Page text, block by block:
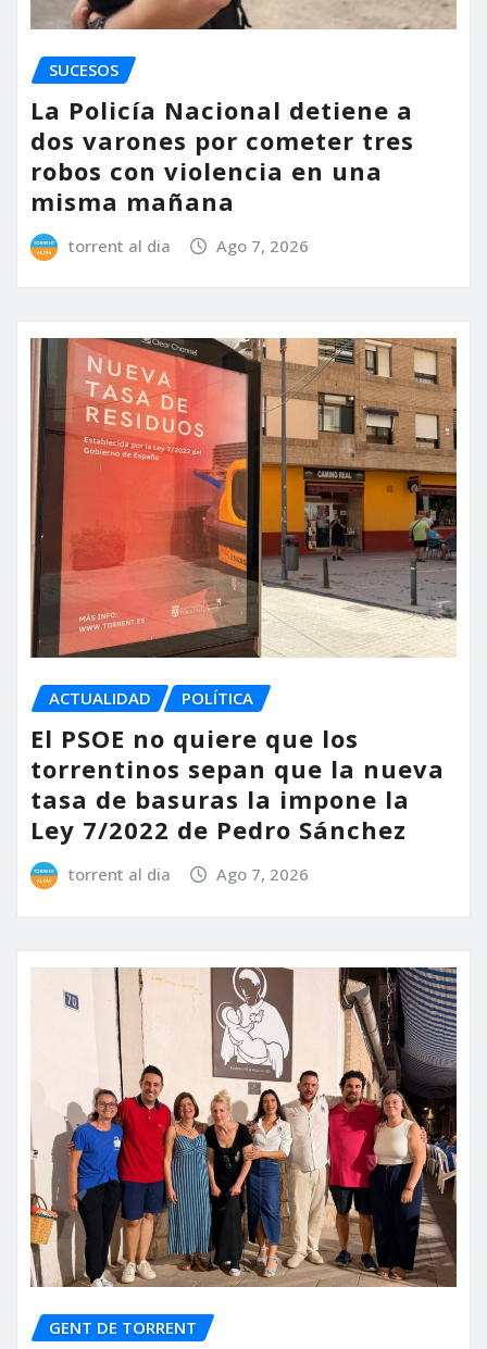
SUCESOS
La Policía Nacional detiene a
dos varones por cometer tres
robos con violencia en una
misma mañana
torrent al dia Ago 7, 2026
ACTUALIDAD POLÍTICA
El PSOE no quiere que los
torrentinos sepan que la nueva
tasa de basuras la impone la
Ley 7/2022 de Pedro Sánchez
torrent al dia Ago 7, 2026
GENT DE TORRENT